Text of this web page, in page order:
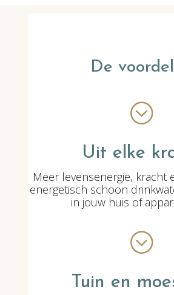
De
;
Uit elke
Meer levensenergie, kracht
energetisch schoon
in jouw huis of
;
Tuin en